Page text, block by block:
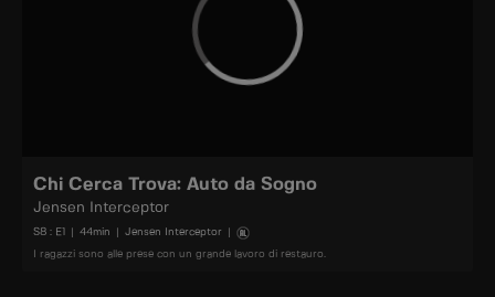
Chi Cerca Trova: Auto da Sogno
Jensen Interceptor
S8 : E1 44min Jensen Interceptor
I ragazzi sono alle prese con un grande lavoro di restauro.